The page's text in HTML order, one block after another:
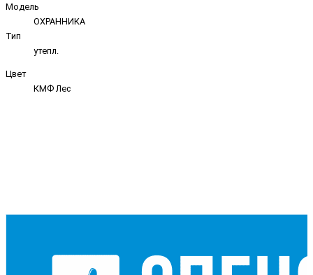
Модель
ОХРАННИКА
Тип
утепл.
Цвет
КМФ Лес